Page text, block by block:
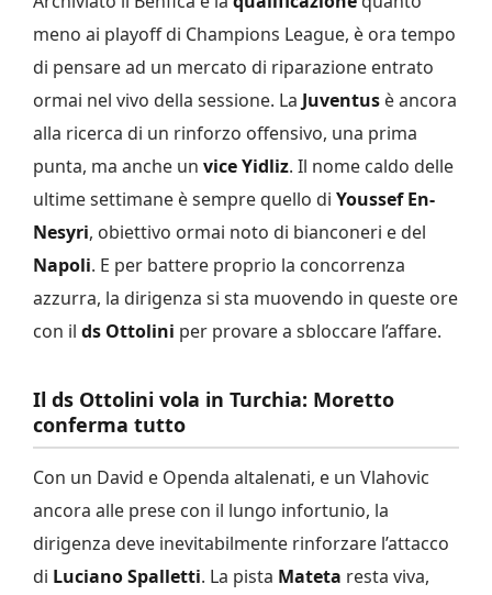
meno ai playoff di Champions League, è ora tempo
di pensare ad un mercato di riparazione entrato
ormai nel vivo della sessione. La Juventus è ancora
alla ricerca di un rinforzo offensivo, una prima
punta, ma anche un vice Yidliz. Il nome caldo delle
ultime settimane è sempre quello di Youssef En-
Nesyri, obiettivo ormai noto di bianconeri e del
Napoli. E per battere proprio la concorrenza
azzurra, la dirigenza si sta muovendo in queste ore
con il ds Ottolini per provare a sbloccare l’affare.
Il ds Ottolini vola in Turchia: Moretto
conferma tutto
Con un David e Openda altalenati, e un Vlahovic
ancora alle prese con il lungo infortunio, la
dirigenza deve inevitabilmente rinforzare l’attacco
di Luciano Spalletti. La pista Mateta resta viva,